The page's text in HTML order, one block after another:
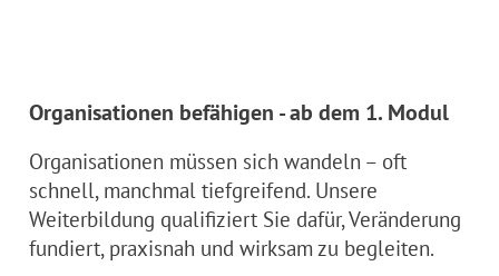
Organisationen befähigen - ab dem 1. Modul
Organisationen müssen sich wandeln – oft
schnell, manchmal tiefgreifend. Unsere
Weiterbildung qualifiziert Sie dafür, Veränderung
fundiert, praxisnah und wirksam zu begleiten.